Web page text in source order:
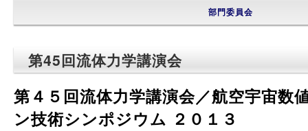
部門委員会
第45回流体力学講演会
第４５回流体力学講演会／航空宇宙数
ン技術シンポジウム ２０１３